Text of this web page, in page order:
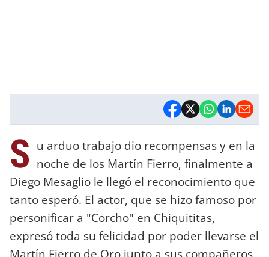
S u arduo trabajo dio recompensas y en la
noche de los Martín Fierro, finalmente a
Diego Mesaglio le llegó el reconocimiento que
tanto esperó. El actor, que se hizo famoso por
personificar a "Corcho" en Chiquititas,
expresó toda su felicidad por poder llevarse el
Martín Fierro de Oro junto a sus compañeros